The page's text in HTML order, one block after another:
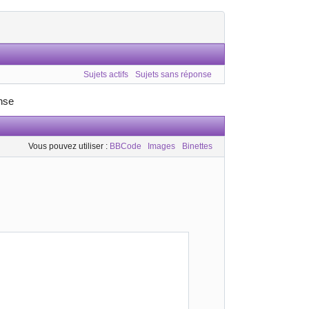
Sujets actifs Sujets sans réponse
Vous pouvez utiliser : BBCode Images Binettes